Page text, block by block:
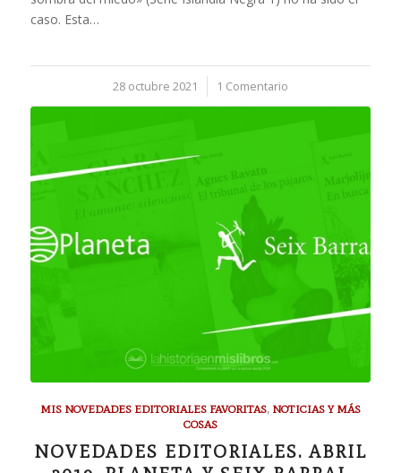
caso. Esta…
28 octubre 2021
/ 1 Comentario
MIS NOVEDADES EDITORIALES FAVORITAS, NOTICIAS Y MÁS
COSAS
NOVEDADES EDITORIALES. ABRIL